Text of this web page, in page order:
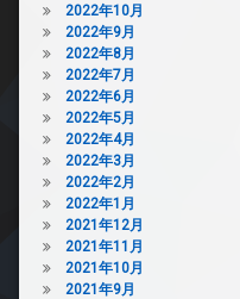
2022年10月
2022年9月
2022年8月
2022年7月
2022年6月
2022年5月
2022年4月
2022年3月
2022年2月
2022年1月
2021年12月
2021年11月
2021年10月
2021年9月